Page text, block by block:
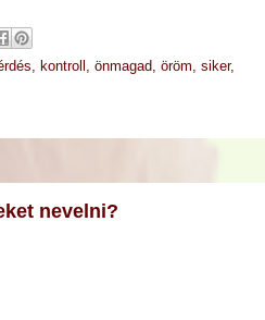
, kontroll , önmagad, öröm, siker,
nevelni?